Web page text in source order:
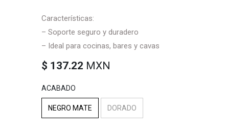
Características:
– Soporte seguro y duradero
– Ideal para cocinas, bares y cavas
$ 137.22 MXN
ACABADO
NEGRO MATE DORADO